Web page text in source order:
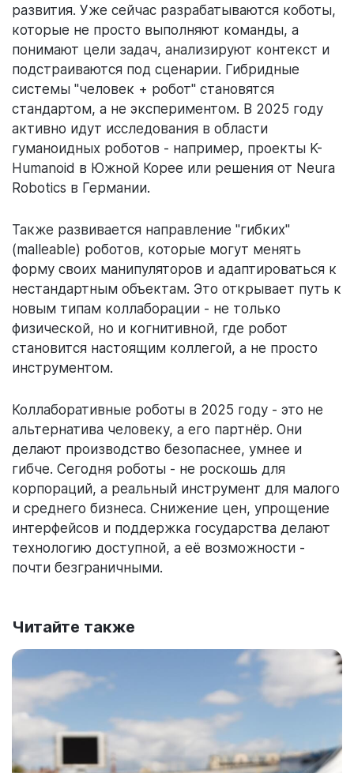
развития. Уже сейчас разрабатываются коботы,
которые не просто выполняют команды, а
понимают цели задач, анализируют контекст и
подстраиваются под сценарии. Гибридные
системы "человек + робот" становятся
стандартом, а не экспериментом. В 2025 году
активно идут исследования в области
гуманоидных роботов - например, проекты K-
Humanoid в Южной Корее или решения от Neura
Robotics в Германии.
Также развивается направление "гибких"
(malleable) роботов, которые могут менять
форму своих манипуляторов и адаптироваться к
нестандартным объектам. Это открывает путь к
новым типам коллаборации - не только
физической, но и когнитивной, где робот
становится настоящим коллегой, а не просто
инструментом.
Коллаборативные роботы в 2025 году - это не
альтернатива человеку, а его партнёр. Они
делают производство безопаснее, умнее и
гибче. Сегодня роботы - не роскошь для
корпораций, а реальный инструмент для малого
и среднего бизнеса. Снижение цен, упрощение
интерфейсов и поддержка государства делают
технологию доступной, а её возможности -
почти безграничными.
Читайте также